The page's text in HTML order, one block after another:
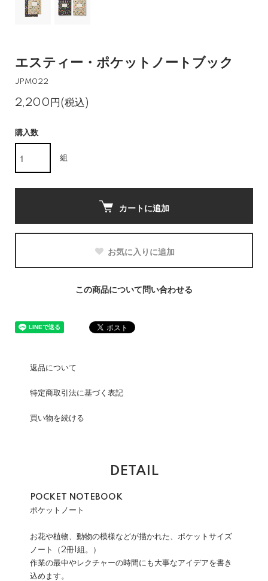
エスティー・ポケットノートブック
JPM022
2,200円(税込)
購入数
組
カートに追加
お気に入りに追加
この商品について問い合わせる
返品について
特定商取引法に基づく表記
買い物を続ける
DETAIL
POCKET NOTEBOOK
ポケットノート
お花や植物、動物の模様などが描かれた、ポケットサイズ
ノート（2冊1組。）
作業の最中やレクチャーの時間にも大事なアイデアを書き
込めます。